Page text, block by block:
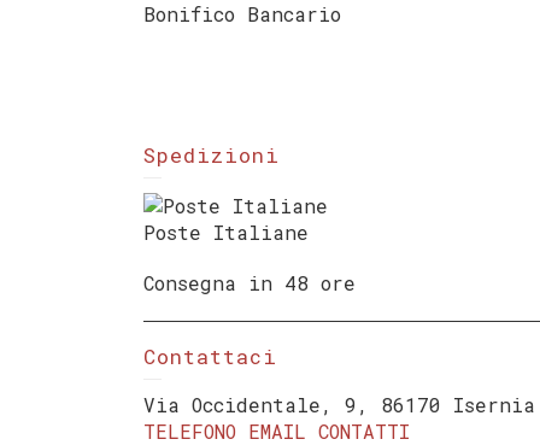
Bonifico Bancario
Spedizioni
Poste Italiane
Consegna in 48 ore
Contattaci
Via Occidentale, 9, 86170
TELEFONO EMAIL CONTATTI